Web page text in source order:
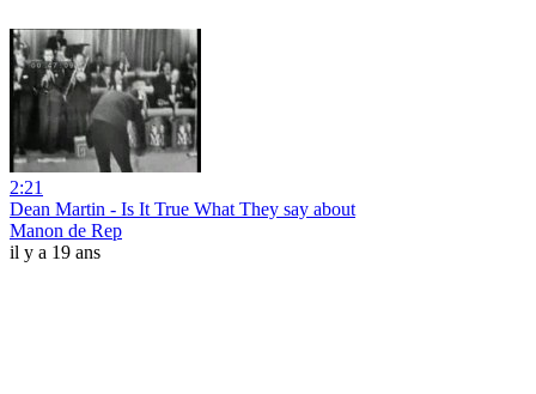
2:21
Dean Martin - Is It True What They say about
Manon de Rep
il y a 19 ans